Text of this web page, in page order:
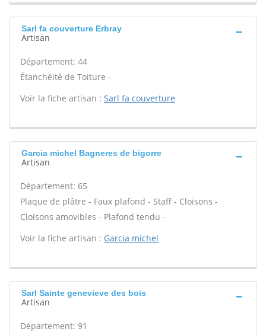
Sarl fa couverture Erbray
Artisan
Département: 44
Étanchéité de Toiture -
Voir la fiche artisan : Sarl fa couverture
Garcia michel Bagneres de bigorre
Artisan
Département: 65
Plaque de plâtre - Faux plafond - Staff - Cloisons -
Cloisons amovibles - Plafond tendu -
Voir la fiche artisan : Garcia michel
Sarl Sainte genevieve des bois
Artisan
Département: 91